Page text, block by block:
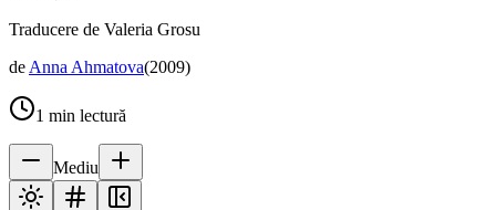
Traducere de Valeria Grosu
deAnna Ahmatova(2009)
1 min lectură
Mediu